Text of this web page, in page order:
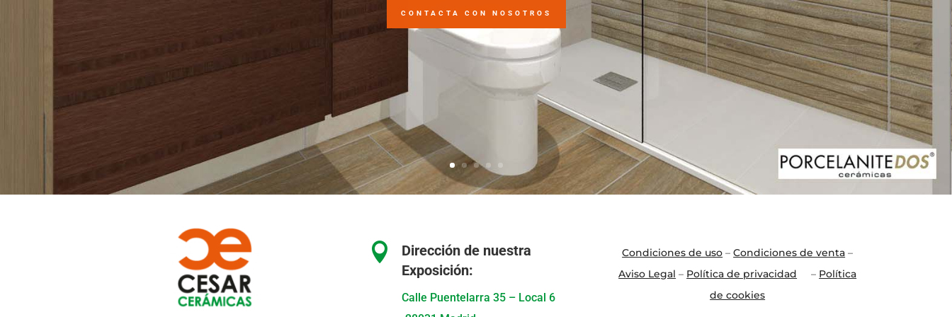
CONTACTA CON NOSOTROS

Dirección de nuestra
Exposición:
Calle Puentelarra 35 – Local 6
Condiciones de uso –Condiciones de venta –
Aviso Legal – Política de privacidad – Política
de cookies